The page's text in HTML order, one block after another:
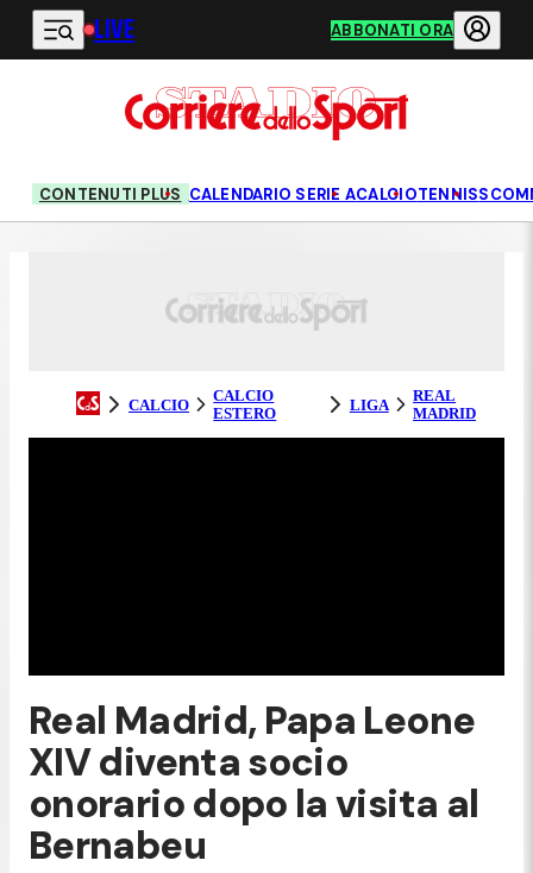
Vai al contenuto principale
LIVE ABBONATI ORA
CONTENUTI PLUS CALENDARIO SERIE ACALCIOTENNIS
CALCIO
CALCIO
ESTERO
LIGA
REAL
MADRID
Real Madrid, Papa Leone
XIV diventa socio
onorario dopo la visita al
Bernabeu